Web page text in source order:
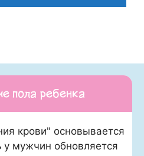
пола ребенка
крови" основывается
у мужчин обновляется